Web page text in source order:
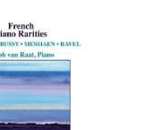
Attilio Glaser,
Gabriel
Tadej Osvald, Max
Philharmonic
Klanči (chorus
Radio